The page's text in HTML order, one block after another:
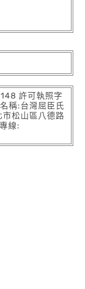
許可執照字
稱:台灣屈臣氏
松山區八德路
線: